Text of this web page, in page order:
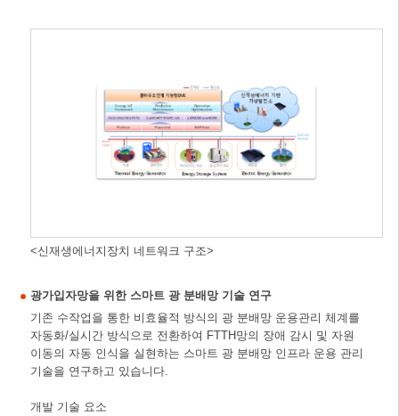
<신재생에너지장치 네트워크 구조>
광가입자망을 위한 스마트 광 분배망 기술 연구
기존 수작업을 통한 비효율적 방식의 광 분배망 운용관리 체계를
자동화/실시간 방식으로 전환하여 FTTH망의 장애 감시 및 자원
이동의 자동 인식을 실현하는 스마트 광 분배망 인프라 운용 관리
기술을 연구하고 있습니다.
개발 기술 요소